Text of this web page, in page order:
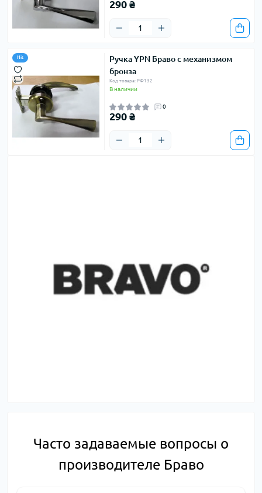
290 ₴
Hit
Ручка YPN Браво с механизмом
бронза
Код товара: РФ132
В наличии
0
290 ₴
Часто задаваемые вопросы о
производителе Браво